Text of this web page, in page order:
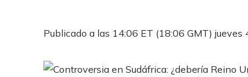
Publicado a las 14:06 ET (18:06 GMT) jueves